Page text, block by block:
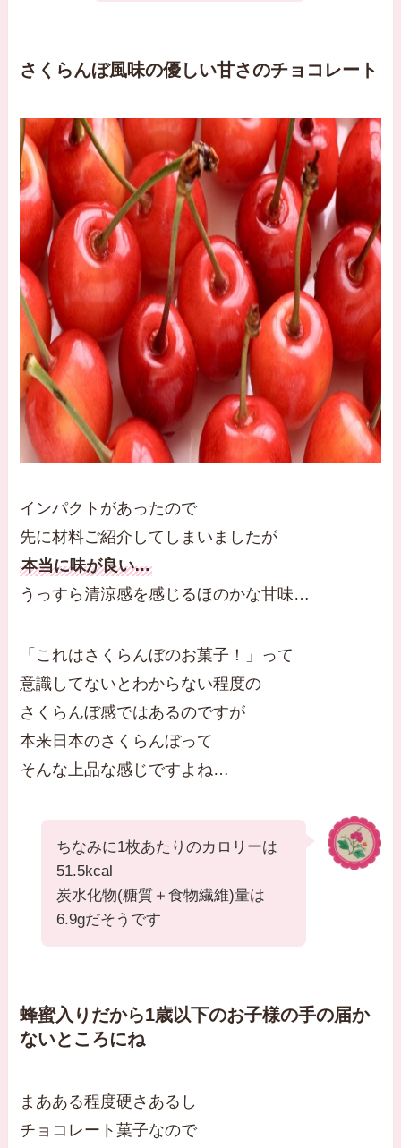
さくらんぼ風味の優しい甘さのチョコレート
インパクトがあったので
先に材料ご紹介してしまいましたが
本当に味が良い…
うっすら清涼感を感じるほのかな甘味…
「これはさくらんぼのお菓子！」って
意識してないとわからない程度の
さくらんぼ感ではあるのですが
本来日本のさくらんぼって
そんな上品な感じですよね…
ちなみに1枚あたりのカロリーは
51.5kcal
炭水化物(糖質＋食物繊維)量は
6.9gだそうです
蜂蜜入りだから1歳以下のお子様の手の届か
ないところにね
まあある程度硬さあるし
チョコレート菓子なので